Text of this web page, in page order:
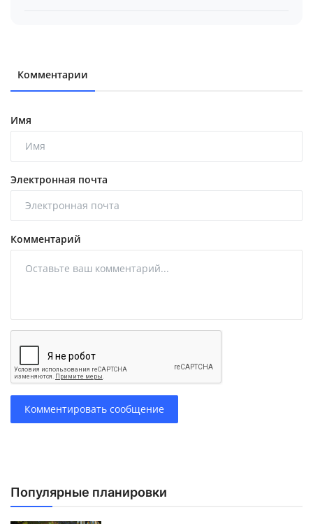
Комментарии
Имя
Электронная почта
Комментарий
Комментировать сообщение
Популярные планировки